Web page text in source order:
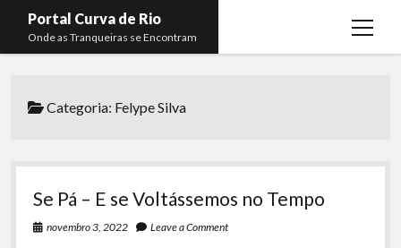
Portal Curva de Rio
Onde as Tranqueiras se Encontram
open
menu
Curva de Rio
Membros
Categoria: Felype Silva
Se Pá – E se Voltássemos no Tempo
novembro 3, 2022 Leave a Comment